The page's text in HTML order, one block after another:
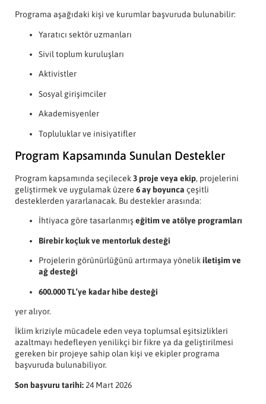
Programa aşağıdaki kişi ve kurumlar başvuruda bulunabilir:
Yaratıcı sektör uzmanları
Sivil toplum kuruluşları
Aktivistler
Sosyal girişimciler
Akademisyenler
Topluluklar ve inisiyatifler
Program Kapsamında Sunulan Destekler
Program kapsamında seçilecek3 proje veya ekip, projelerini
geliştirmek ve uygulamak üzere 6 ay boyunca çeşitli
desteklerden yararlanacak. Bu destekler arasında:
İhtiyaca göre tasarlanmışeğitim ve atölye programları
Birebir koçluk ve mentorluk desteği
Projelerin görünürlüğünü artırmaya yönelikiletişim ve
ağ desteği
600.000 TL’ye kadar hibe desteği
yer alıyor.
İklim kriziyle mücadele eden veya toplumsal eşitsizlikleri
azaltmayı hedefleyen yenilikçi bir fikre ya da geliştirilmesi
gereken bir projeye sahip olan kişi ve ekipler programa
başvuruda bulunabiliyor.
Son başvuru tarihi: 24 Mart 2026